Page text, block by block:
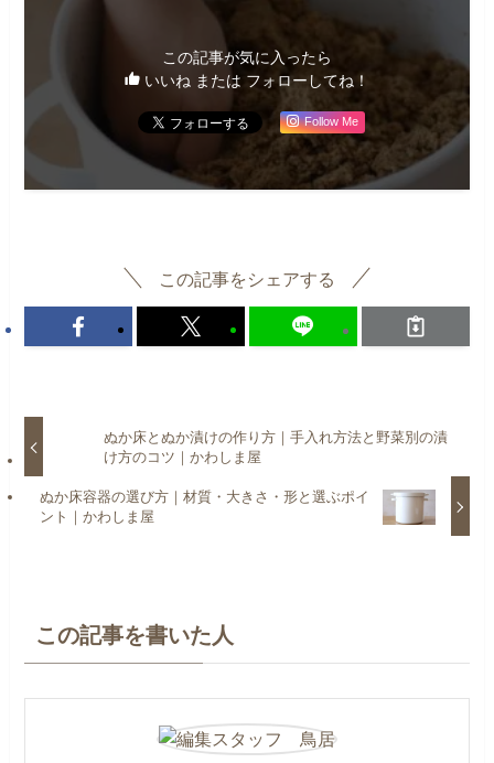
この記事が気に入ったら
いいね または フォローしてね！
Follow Me
この記事をシェアする
ぬか床とぬか漬けの作り方｜手入れ方法と野菜別の漬
け方のコツ｜かわしま屋
ぬか床容器の選び方｜材質・大きさ・形と選ぶポイ
ント｜かわしま屋
この記事を書いた人